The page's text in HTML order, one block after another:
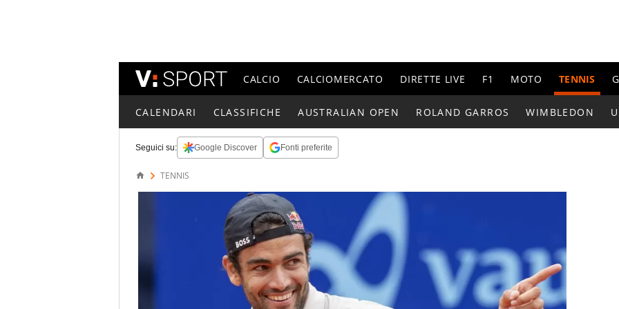
CALCIO CALCIOMERCATO DIRETTE LIVE F1 MOTO TENNIS
CALENDARI CLASSIFICHE AUSTRALIAN OPEN ROLAND GARROS WIMBLEDON
Seguici su: Google Discover Fonti preferite
TENNIS